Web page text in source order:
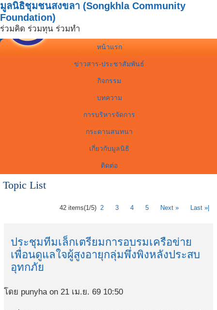
มูลนิธิชุมชนสงขลา (Songkhla Community
Foundation)
ร่วมคิด ร่วมทุน ร่วมทำ
หน้าแรก
ข่าวสาร-ประชาสัมพันธ์
กิจกรรม
บทความ
การบริหารจัดการ
กระดานสนทนา
เกี่ยวกับมูลนิธิ
ติดต่อ
Topic List
42 items(1/5) 2 3 4 5 Next » Last »|
ประชุมทีมเล็กเตรียมการอบรมเครือข่าย
เพื่อนดูแลใจผู้สูงอายุกลุ่มพึ่งพิงหลังประสบ
อุทกภัย
โดย punyha on 21 เม.ย. 69 10:50